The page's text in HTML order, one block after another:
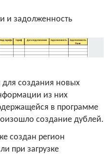
и задолженность
создания новых
из них
в программе
создание дублей.
создан регион
при загрузке